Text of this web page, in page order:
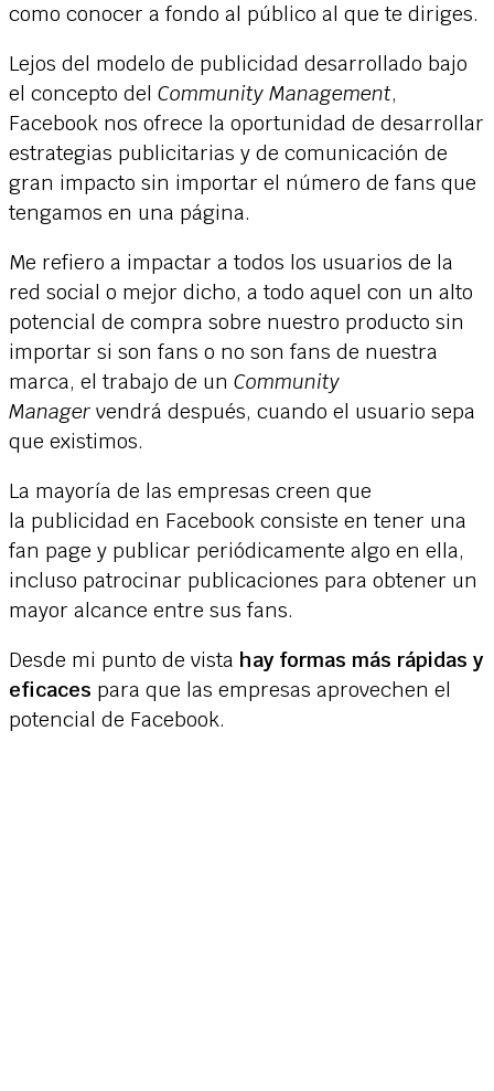
como conocer a fondo al público al que te diriges.
Lejos del modelo de publicidad desarrollado bajo
el concepto del Community Management,
Facebook nos ofrece la oportunidad de desarrollar
estrategias publicitarias y de comunicación de
gran impacto sin importar el número de fans que
tengamos en una página.
Me refiero a impactar a todos los usuarios de la
red social o mejor dicho, a todo aquel con un alto
potencial de compra sobre nuestro producto sin
importar si son fans o no son fans de nuestra
marca, el trabajo de un Community
Manager vendrá después, cuando el usuario sepa
que existimos.
La mayoría de las empresas creen que
la publicidad en Facebook consiste en tener una
fan page y publicar periódicamente algo en ella,
incluso patrocinar publicaciones para obtener un
mayor alcance entre sus fans.
Desde mi punto de vista hay formas más rápidas y
eficaces para que las empresas aprovechen el
potencial de Facebook.